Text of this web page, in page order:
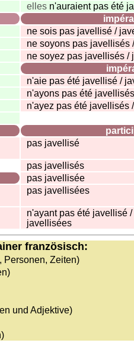
elles n'auraient pas été
ne sois pas javellisé /
ne soyons pas javellisés
ne soyez pas javellisés /
n'aie pas été javellisé /
n'ayons pas été
n'ayez pas été javellisés
pas javellisé
pas javellisés
pas javellisée
pas javellisées
n'ayant pas été javellisé
javellisées
französisch:
Personen, Zeiten)
und Adjektive)